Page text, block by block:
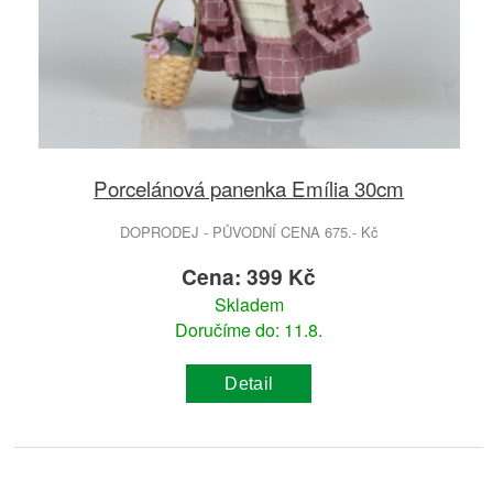
Porcelánová panenka Emília 30cm
DOPRODEJ - PŮVODNÍ CENA 675.- Kč
Cena: 399 Kč
Skladem
Doručíme do: 11.8.
Detail